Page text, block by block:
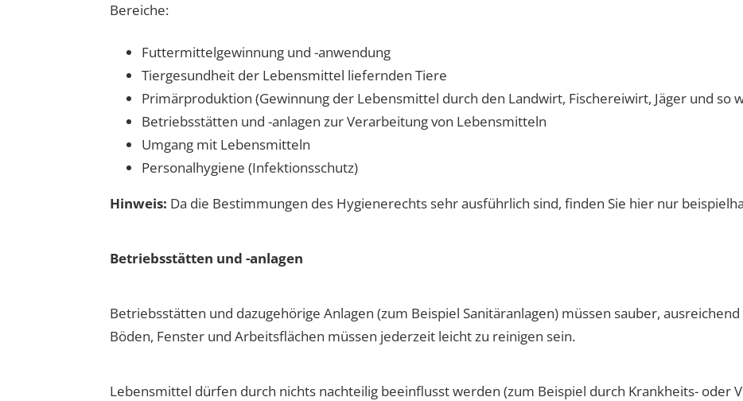
Bereiche:
Futtermittelgewinnung und -anwendung
Tiergesundheit der Lebensmittel liefernden Tiere
Primärproduktion (Gewinnung der Lebensmittel durch den Landwirt, Fischereiwirt, Jäger und so
Betriebsstätten und -anlagen zur Verarbeitung von Lebensmitteln
Umgang mit Lebensmitteln
Personalhygiene (Infektionsschutz)
Hinweis: Da die Bestimmungen des Hygienerechts sehr ausführlich sind, finden Sie hier nur
Betriebsstätten und -anlagen
Betriebsstätten und dazugehörige Anlagen (zum Beispiel Sanitäranlagen) müssen sauber,
Böden, Fenster und Arbeitsflächen müssen jederzeit leicht zu reinigen sein.
Lebensmittel dürfen durch nichts nachteilig beeinflusst werden (zum Beispiel durch Krankheits- oder